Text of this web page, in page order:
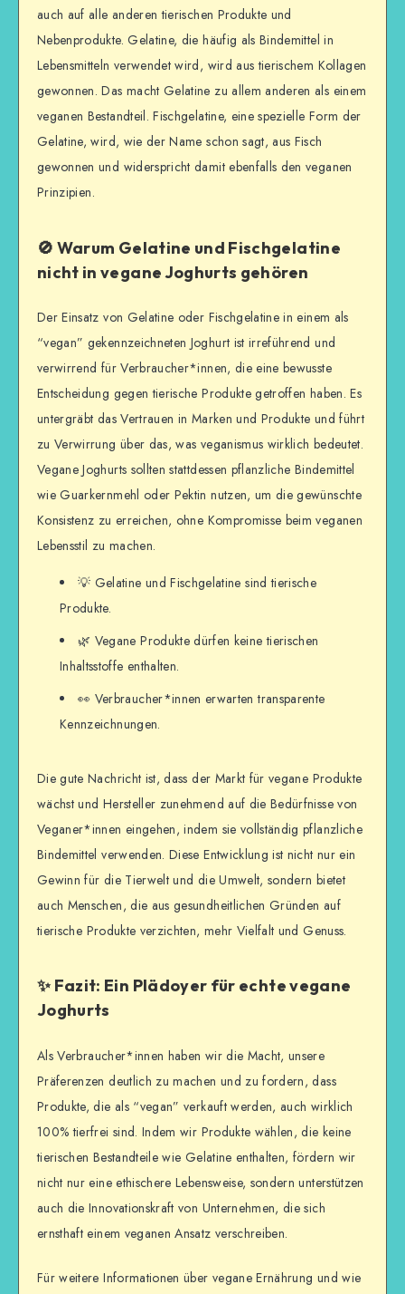
auch auf alle anderen tierischen Produkte und
Nebenprodukte. Gelatine, die häufig als Bindemittel in
Lebensmitteln verwendet wird, wird aus tierischem Kollagen
gewonnen. Das macht Gelatine zu allem anderen als einem
veganen Bestandteil. Fischgelatine, eine spezielle Form der
Gelatine, wird, wie der Name schon sagt, aus Fisch
gewonnen und widerspricht damit ebenfalls den veganen
Prinzipien.
🚫 Warum Gelatine und Fischgelatine
nicht in vegane Joghurts gehören
Der Einsatz von Gelatine oder Fischgelatine in einem als
“vegan” gekennzeichneten Joghurt ist irreführend und
verwirrend für Verbraucher*innen, die eine bewusste
Entscheidung gegen tierische Produkte getroffen haben. Es
untergräbt das Vertrauen in Marken und Produkte und führt
zu Verwirrung über das, was veganismus wirklich bedeutet.
Vegane Joghurts sollten stattdessen pflanzliche Bindemittel
wie Guarkernmehl oder Pektin nutzen, um die gewünschte
Konsistenz zu erreichen, ohne Kompromisse beim veganen
Lebensstil zu machen.
💡 Gelatine und Fischgelatine sind tierische
Produkte.
🌿 Vegane Produkte dürfen keine tierischen
Inhaltsstoffe enthalten.
👀 Verbraucher*innen erwarten transparente
Kennzeichnungen.
Die gute Nachricht ist, dass der Markt für vegane Produkte
wächst und Hersteller zunehmend auf die Bedürfnisse von
Veganer*innen eingehen, indem sie vollständig pflanzliche
Bindemittel verwenden. Diese Entwicklung ist nicht nur ein
Gewinn für die Tierwelt und die Umwelt, sondern bietet
auch Menschen, die aus gesundheitlichen Gründen auf
tierische Produkte verzichten, mehr Vielfalt und Genuss.
✨ Fazit: Ein Plädoyer für echte vegane
Joghurts
Als Verbraucher*innen haben wir die Macht, unsere
Präferenzen deutlich zu machen und zu fordern, dass
Produkte, die als “vegan” verkauft werden, auch wirklich
100% tierfrei sind. Indem wir Produkte wählen, die keine
tierischen Bestandteile wie Gelatine enthalten, fördern wir
nicht nur eine ethischere Lebensweise, sondern unterstützen
auch die Innovationskraft von Unternehmen, die sich
ernsthaft einem veganen Ansatz verschreiben.
Für weitere Informationen über vegane Ernährung und wie